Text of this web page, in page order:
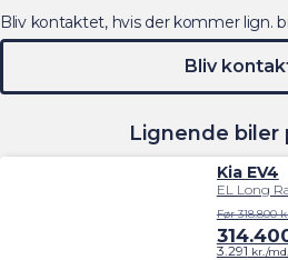
Lignende biler
Kia EV4
EL Long
Før 318.800
3.291 kr./md.
Bliv kontaktet, hvis der kommer lign.
Bliv